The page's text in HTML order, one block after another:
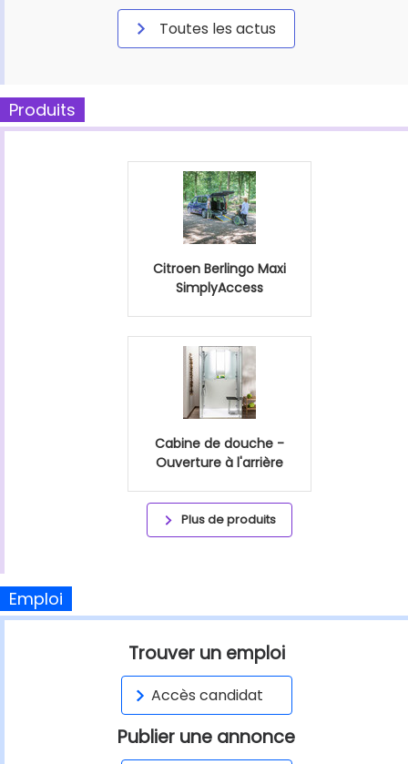
Toutes les actus
Produits
Citroen Berlingo Maxi
SimplyAccess
Cabine de douche -
Ouverture à l'arrière
Plus de produits
Emploi
Trouver un emploi
Accès candidat
Publier une annonce